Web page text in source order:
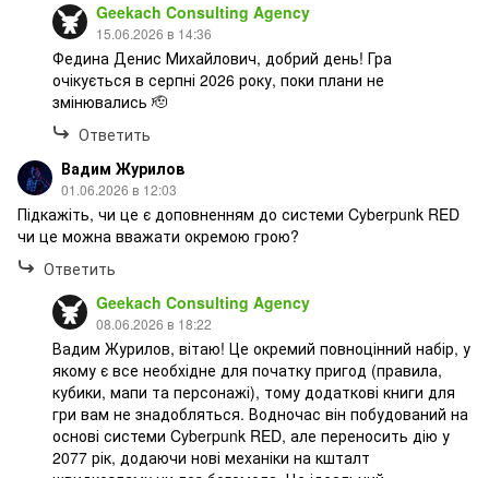
Geekach Consulting Agency
15.06.2026 в 14:36
Федина Денис Михайлович, добрий день! Гра
очікується в серпні 2026 року, поки плани не
змінювались 🫡
Ответить
Вадим Журилов
01.06.2026 в 12:03
Підкажіть, чи це є доповненням до системи Cyberpunk RED
чи це можна вважати окремою грою?
Ответить
Geekach Consulting Agency
08.06.2026 в 18:22
Вадим Журилов, вітаю! Це окремий повноцінний набір, у
якому є все необхідне для початку пригод (правила,
кубики, мапи та персонажі), тому додаткові книги для
гри вам не знадобляться. Водночас він побудований на
основі системи Cyberpunk RED, але переносить дію у
2077 рік, додаючи нові механіки на кшталт